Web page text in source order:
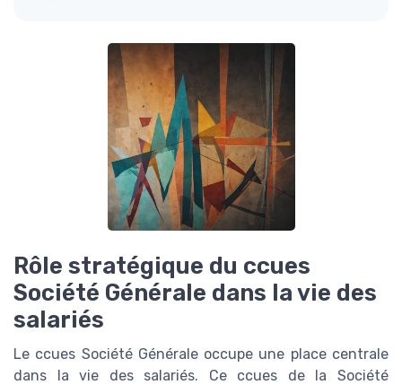
Rôle stratégique du ccues
Société Générale dans la vie des
salariés
Le ccues Société Générale occupe une place centrale
dans la vie des salariés. Ce ccues de la Société